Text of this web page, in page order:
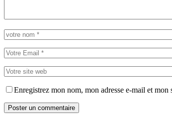
Enregistrez mon nom, mon adresse e-mail et